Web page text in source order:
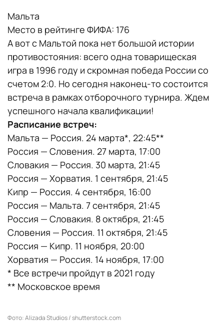
Мальта
Место в рейтинге ФИФА: 176
А вот с Мальтой пока нет большой истории
противостояния: всего одна товарищеская
игра в 1996 году и скромная победа России со
счетом 2:0. Но сегодня наконец-то состоится
встреча в рамках отборочного турнира. Ждем
успешного начала квалификации!
Расписание встреч:
Мальта — Россия. 24 марта*, 22:45**
Россия — Словения. 27 марта, 17:00
Словакия — Россия. 30 марта, 21:45
Россия — Хорватия. 1 сентября, 21:45
Кипр — Россия. 4 сентября, 16:00
Россия — Мальта. 7 сентября, 21:45
Россия — Словакия. 8 октября, 21:45
Словения — Россия. 11 октября, 21:45
Россия — Кипр. 11 ноября, 20:00
Хорватия — Россия. 14 ноября, 17:00
* Все встречи пройдут в 2021 году
** Московское время
Фото: Alizada Studios / shutterstock.com